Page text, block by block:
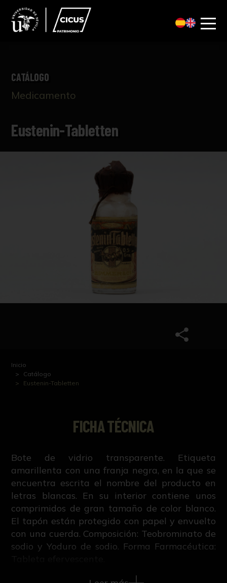
CATÁLOGO
Medicamento
Eustenin-Tabletten
Inicio
Catálogo
Eustenin-Tabletten
FICHA TÉCNICA
Bote de vidrio transparente. Etiqueta
amarillenta con una franja negra, en la que se
encuentra escrita el nombre del producto en
letras blancas. En su interior contiene unos
comprimidos de gran tamaño de color blanco.
El tapón están protegido con papel y envuelto
con una cuerda. Composición: Teobrominato de
sodio y Yoduro de sodio. Forma Farmacéutica: